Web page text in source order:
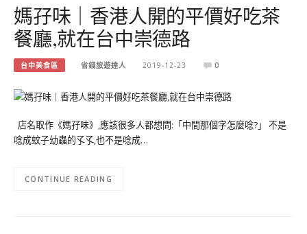
媽孖味｜香港人開的平價好吃茶
餐廳,就在台中崇德路
台中美食區 省錢旅遊達人 2019-12-23 0
店名取作《媽孖味》,應該很多人都想問:「中間那個字怎麼唸?」 不是
唸成蚊子幼蟲的孓孓,也不是唸成…
CONTINUE READING